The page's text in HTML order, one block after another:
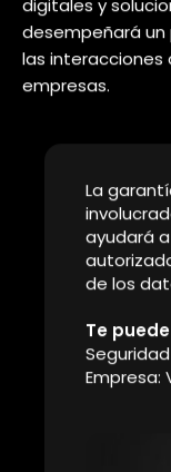
Sin
efectiva
contra